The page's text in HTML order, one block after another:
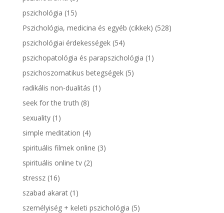
pszichológia (15)
Pszichológia, medicina és egyéb (cikkek) (528)
pszichológiai érdekességek(54)
pszichopatológia és parapszichológia (1)
pszichoszomatikus betegségek(5)
radikális non-dualitás (1)
seek for the truth (8)
sexuality(1)
simple meditation (4)
spirituális filmek online (3)
spirituális online tv(2)
stressz(16)
szabad akarat(1)
személyiség + keleti pszichológia (5)